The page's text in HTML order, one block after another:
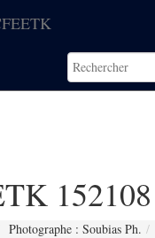
152108
Photographe : Soubias Ph.